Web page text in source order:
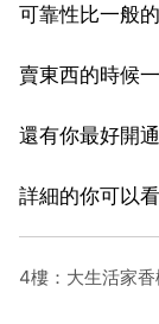
可靠性比一般
賣東西的時候
還有你最好開
詳細的你可以
4樓：大生活家